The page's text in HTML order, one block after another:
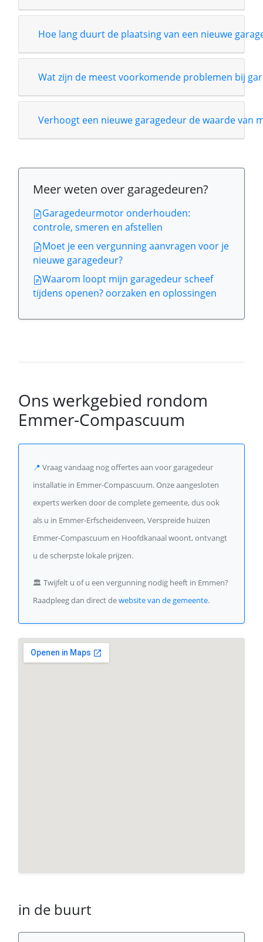
Hoe lang duurt de plaatsing van een nieuwe
Wat zijn de meest voorkomende problemen bij
Verhoogt een nieuwe garagedeur de waarde van
Meer weten over garagedeuren?
Garagedeurmotor onderhouden:
controle, smeren en afstellen
Moet je een vergunning aanvragen voor je
nieuwe garagedeur?
Waarom loopt mijn garagedeur scheef
tijdens openen? oorzaken en oplossingen
Ons werkgebied rondom
Emmer-Compascuum
📍 Vraag vandaag nog offertes aan voor garagedeur
installatie in Emmer-Compascuum. Onze aangesloten
experts werken door de complete gemeente, dus ook
als u in Emmer-Erfscheidenveen, Verspreide huizen
Emmer-Compascuum en Hoofdkanaal woont, ontvangt
u de scherpste lokale prijzen.
🏛️ Twijfelt u of u een vergunning nodig heeft in Emmen?
Raadpleeg dan direct dewebsite van de gemeente.
in de buurt